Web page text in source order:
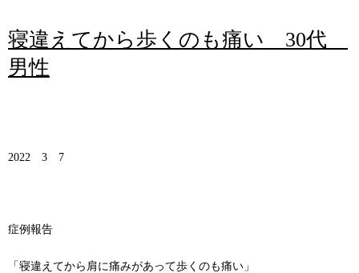
寝違えてから歩くのも痛い 30代
男性
2022 3 7
症例報告
「寝違えてから肩に痛みがあって歩くのも痛い」